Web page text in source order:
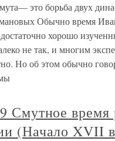
это борьба двух
Обычно время
достаточно хорошо
не так, и многим
Но об этом обычно
Смутное время
(Начало XVII